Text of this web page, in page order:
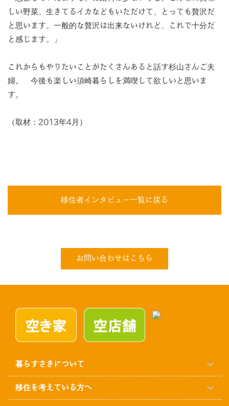
しい野菜、生きてるイカなどもいただけて、とっても贅沢だ
と思います。一般的な贅沢は出来ないけれど、これで十分だ
と感じます。」
これからもやりたいことがたくさんあると話す杉山さんご夫
婦。 今後も楽しい須崎暮らしを満喫して欲しいと思いま
す。
（取材：2013年4月）
移住者インタビュー一覧に戻る
お問い合わせはこちら
暮らすさきについて
移住を考えている方へ